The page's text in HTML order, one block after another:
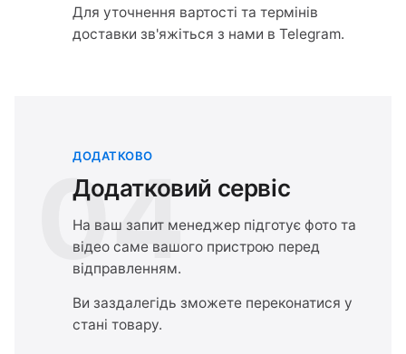
Для уточнення вартості та термінів
доставки зв'яжіться з нами в Telegram.
04
ДОДАТКОВО
Додатковий сервіс
На ваш запит менеджер підготує фото та
відео саме вашого пристрою перед
відправленням.
Ви заздалегідь зможете переконатися у
стані товару.